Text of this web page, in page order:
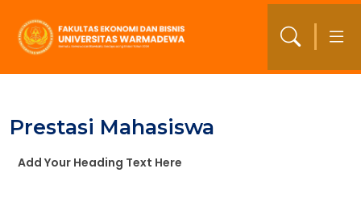
Prestasi Mahasiswa
Add Your Heading Text Here